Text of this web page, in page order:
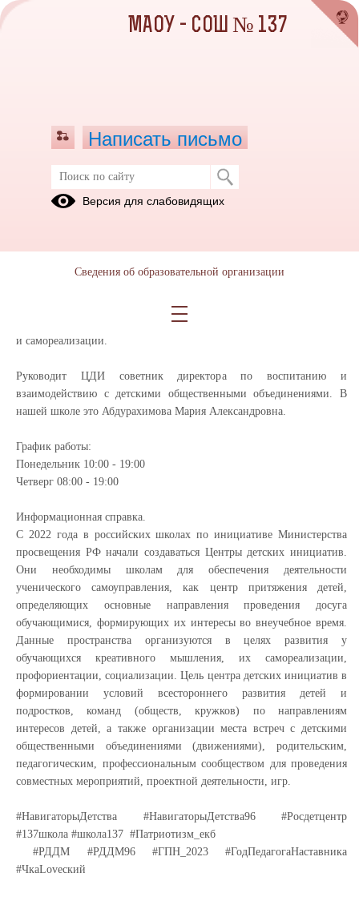
Центр детских инициатив
В нашей школе с 1 сентября 2022 года открыт и функционирует
Центр детских инициатив (ЦДИ), где собирается ученическое
проектами. Центр детских инициатив - это место, где каждому
ребенку рады и помогут найти возможность для его саморазвития
и самореализации.
Руководит ЦДИ советник директора по воспитанию и
взаимодействию с детскими общественными объединениями. В
нашей школе это Абдурахимова Мария Александровна.
График работы:
Понедельник 10:00 - 19:00
Четверг 08:00 - 19:00
Информационная справка.
С 2022 года в российских школах по инициативе Министерства
просвещения РФ начали создаваться Центры детских инициатив.
Они необходимы школам для обеспечения деятельности
ученического самоуправления, как центр притяжения детей,
определяющих основные направления проведения досуга
обучающимися, формирующих их интересы во внеучебное время.
Данные пространства организуются в целях развития у
обучающихся креативного мышления, их самореализации,
профориентации, социализации. Цель центра детских инициатив в
формировании условий всестороннего развития детей и
подростков, команд (обществ, кружков) по направлениям
интересов детей, а также организации места встреч с детскими
общественными объединениями (движениями), родительским,
педагогическим, профессиональным сообществом для проведения
совместных мероприятий, проектной деятельности, игр.
#НавигаторыДетства #НавигаторыДетства96 #Росдетцентр
#137школа #школа137 #Патриотизм_екб
#РДДМ #РДДМ96 #ГПН_2023 #ГодПедагогаНаставника
#ЧкаLoveский
МАОУ - СОШ № 137
Написать письмо
Версия для слабовидящих
Сведения об образовательной организации